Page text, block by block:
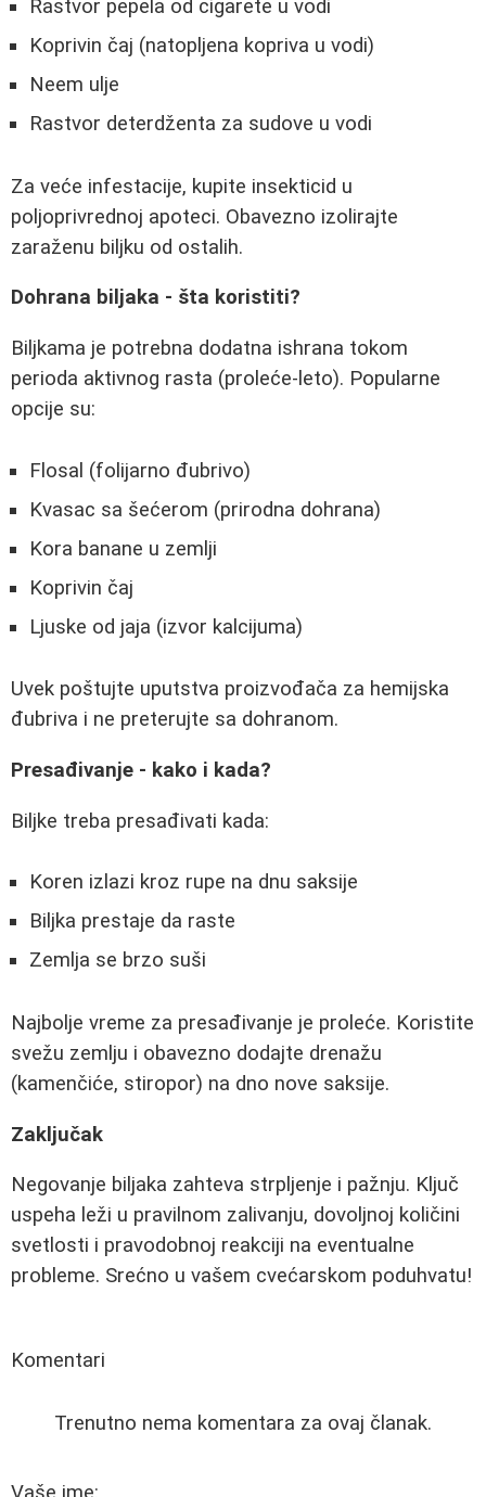
Rastvor pepela od cigarete u vodi
Koprivin čaj (natopljena kopriva u vodi)
Neem ulje
Rastvor deterdženta za sudove u vodi
Za veće infestacije, kupite insekticid u
poljoprivrednoj apoteci. Obavezno izolirajte
zaraženu biljku od ostalih.
Dohrana biljaka - šta koristiti?
Biljkama je potrebna dodatna ishrana tokom
perioda aktivnog rasta (proleće-leto). Popularne
opcije su:
Flosal (folijarno đubrivo)
Kvasac sa šećerom (prirodna dohrana)
Kora banane u zemlji
Koprivin čaj
Ljuske od jaja (izvor kalcijuma)
Uvek poštujte uputstva proizvođača za hemijska
đubriva i ne preterujte sa dohranom.
Presađivanje - kako i kada?
Biljke treba presađivati kada:
Koren izlazi kroz rupe na dnu saksije
Biljka prestaje da raste
Zemlja se brzo suši
Najbolje vreme za presađivanje je proleće. Koristite
svežu zemlju i obavezno dodajte drenažu
(kamenčiće, stiropor) na dno nove saksije.
Zaključak
Negovanje biljaka zahteva strpljenje i pažnju. Ključ
uspeha leži u pravilnom zalivanju, dovoljnoj količini
svetlosti i pravodobnoj reakciji na eventualne
probleme. Srećno u vašem cvećarskom poduhvatu!
Komentari
Trenutno nema komentara za ovaj članak.